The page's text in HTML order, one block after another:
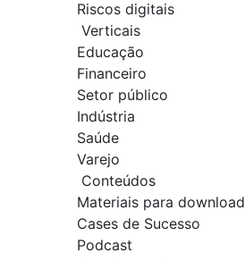
Riscos digitais
Verticais
Educação
Financeiro
Setor público
Indústria
Saúde
Varejo
Conteúdos
Materiais para download
Cases de Sucesso
Podcast